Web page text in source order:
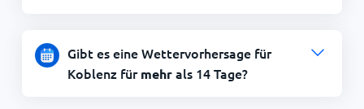
Gibt es eine Wettervorhersage für
Koblenz fürmehrals 14 Tage?